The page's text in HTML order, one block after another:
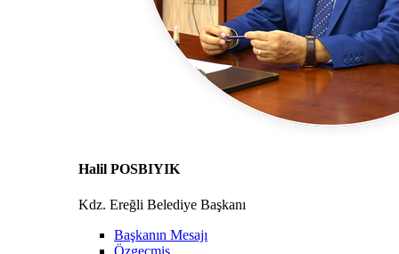
Halil POSBIYIK
Kdz. Ereğli Belediye Başkanı
Başkanın Mesajı
Özgeçmiş